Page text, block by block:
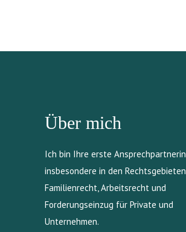
Über mich
Ich bin Ihre erste Ansprechpartnerin
insbesondere in den Rechtsgebieten
Familienrecht, Arbeitsrecht und
Forderungseinzug für Private und
Unternehmen.